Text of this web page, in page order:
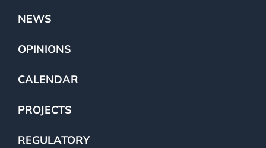
NEWS
OPINIONS
CALENDAR
PROJECTS
REGULATORY